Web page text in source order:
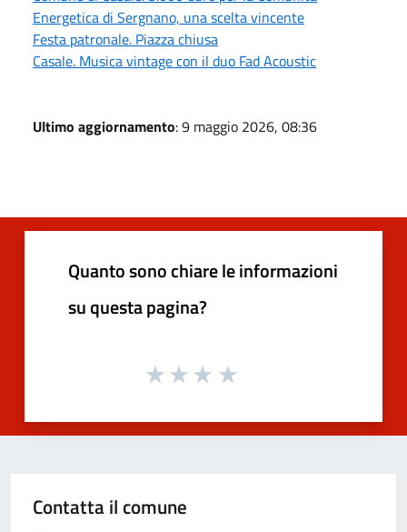
Energetica di Sergnano, una scelta vincente
Festa patronale. Piazza chiusa
Casale. Musica vintage con il duo Fad Acoustic
Ultimo aggiornamento: 9 maggio 2026, 08:36
Quanto sono chiare le informazioni
su questa pagina?
Contatta il comune